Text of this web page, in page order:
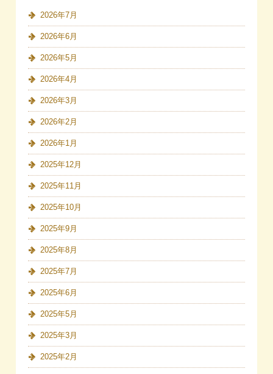
2026年7月
2026年6月
2026年5月
2026年4月
2026年3月
2026年2月
2026年1月
2025年12月
2025年11月
2025年10月
2025年9月
2025年8月
2025年7月
2025年6月
2025年5月
2025年3月
2025年2月